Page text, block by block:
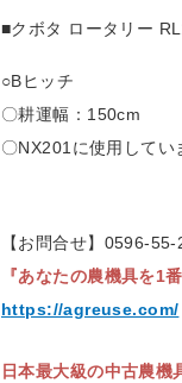
■クボタ ロータリー
○Bヒッチ
〇耕運幅：150cm
〇NX201に使用してい
【お問合せ】0596-55-
『あなたの農機具を1
https://agreuse.com/
日本最大級の中古農